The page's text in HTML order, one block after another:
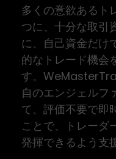
多くの意欲あるト
つに、十分な取引
に、自己資金だけ
的なトレード機会
す。
自のエンジェルフ
て、評価不要で即
ことで、トレーダ
発揮できるよう支